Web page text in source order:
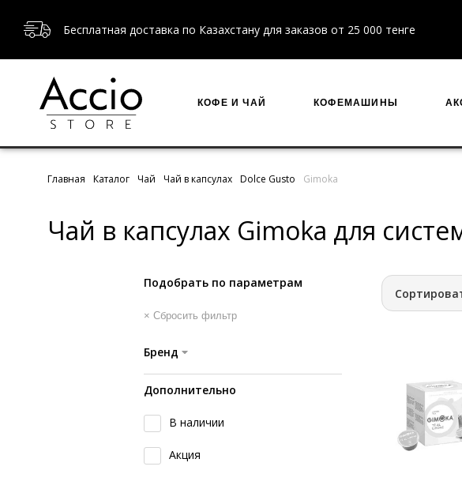
Бесплатная доставка по Казахстану для заказов от 25 000 тенге
КОФЕ И ЧАЙ КОФЕМАШИНЫ
Главная Каталог Чай Чай в капсулах Dolce Gusto Gimoka
Чай в капсулах Gimoka для
Подобрать по параметрам
× Сбросить фильтр
Бренд
Дополнительно
В наличии
Акция